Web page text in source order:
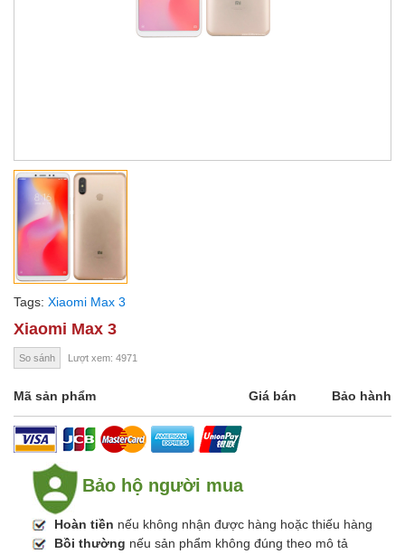
Tags: Xiaomi Max 3
Xiaomi Max 3
So sánh Lượt xem: 4971
Mã sản phẩm Giá bán Bảo hành
Bảo hộ người mua
Hoàn tiền nếu không nhận được hàng hoặc thiếu hàng
Bồi thường nếu sản phẩm không đúng theo mô tả